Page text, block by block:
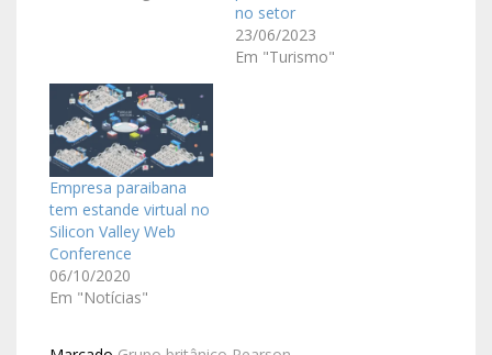
no setor
23/06/2023
Em "Turismo"
Empresa paraibana
tem estande virtual no
Silicon Valley Web
Conference
06/10/2020
Em "Notícias"